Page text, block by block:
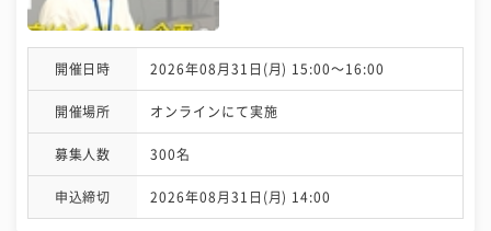
開催日時 2026年08月31日(月) 15:00〜16:00
開催場所 オンラインにて実施
募集人数 300名
申込締切 2026年08月31日(月) 14:00